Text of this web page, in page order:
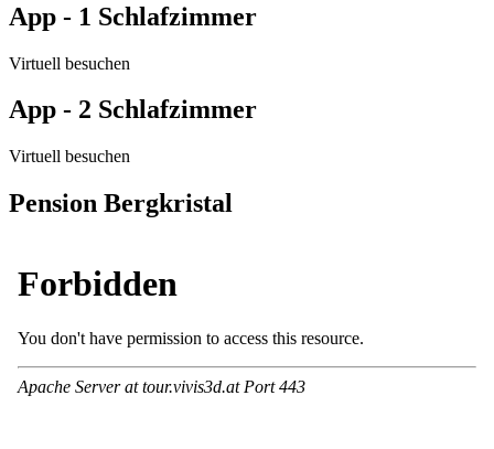
App - 1 Schlafzimmer
Virtuell besuchen
App - 2 Schlafzimmer
Virtuell besuchen
Pension Bergkristal